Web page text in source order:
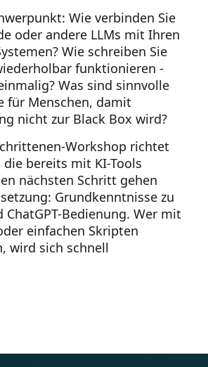
Wie verbinden Sie
oder andere LLMs mit Ihren
Wie schreiben Sie
funktionieren -
Was sind sinnvolle
für Menschen, damit
nicht zur Black Box wird?
Workshop richtet
die bereits mit KI-Tools
nächsten Schritt gehen
Grundkenntnisse zu
Bedienung. Wer mit
einfachen Skripten
wird sich schnell